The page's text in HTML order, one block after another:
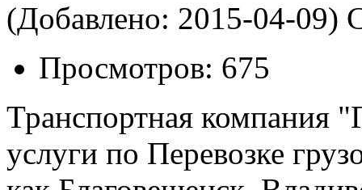
(Добавлено: 2015-04-09)
Просмотров: 675
Транспортная компания
услуги по Перевозке